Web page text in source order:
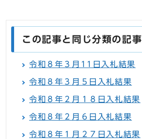
この記事と同じ分類の記事
令和８年３月11日入札結果
令和８年３月５日入札結果
令和８年２月１８日入札結果
令和８年２月６日入札結果
令和８年１月２７日入札結果